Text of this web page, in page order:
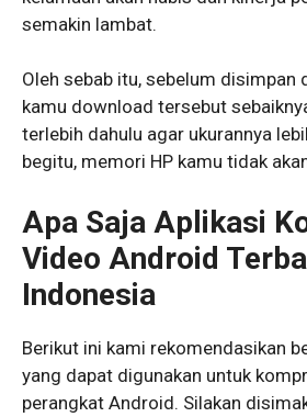
semakin lambat.
Oleh sebab itu, sebelum disimpan
kamu download tersebut
terlebih dahulu agar ukurannya
begitu, memori HP kamu tidak
Apa Saja Aplikasi
Video Android
Indonesia
Berikut ini kami rekomendasikan
yang dapat digunakan untuk
perangkat Android. Silakan